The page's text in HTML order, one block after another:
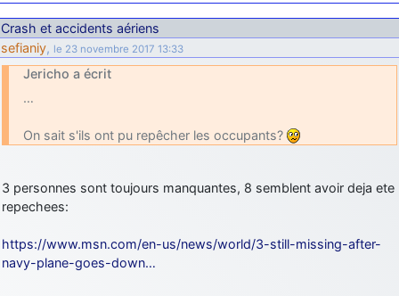
Crash et accidents aériens
sefianiy, le 23 novembre 2017 13:33
Jericho a écrit
…
On sait s'ils ont pu repêcher les occupants?
3 personnes sont toujours manquantes, 8 semblent avoir deja ete
repechees:
https://www.msn.com/en-us/news/world/3-still-missing-after-
navy-plane-goes-down…